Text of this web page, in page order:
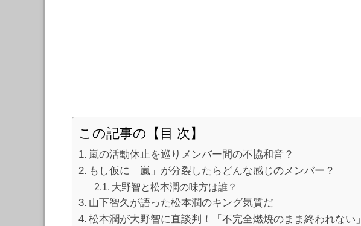
この記事の【目 次】
嵐の活動休止を巡りメンバー間の不協和音？
もし仮に「嵐」が分裂したらどんな感じのメンバー？
大野智と松本潤の味方は誰？
山下智久が語った松本潤のキング気質だ
松本潤が大野智に直談判！「不完全燃焼のまま終われない」